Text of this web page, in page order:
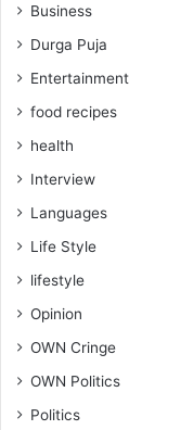
Business
Durga Puja
Entertainment
food recipes
health
Interview
Languages
Life Style
lifestyle
Opinion
OWN Cringe
OWN Politics
Politics